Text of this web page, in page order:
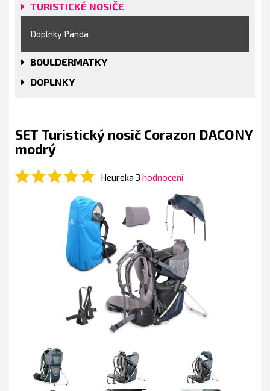
TURISTICKÉ NOSIČE
Doplnky Panda
BOULDERMATKY
DOPLNKY
SET Turistický nosič Corazon DACONY
modrý
Heureka 3 hodnocení